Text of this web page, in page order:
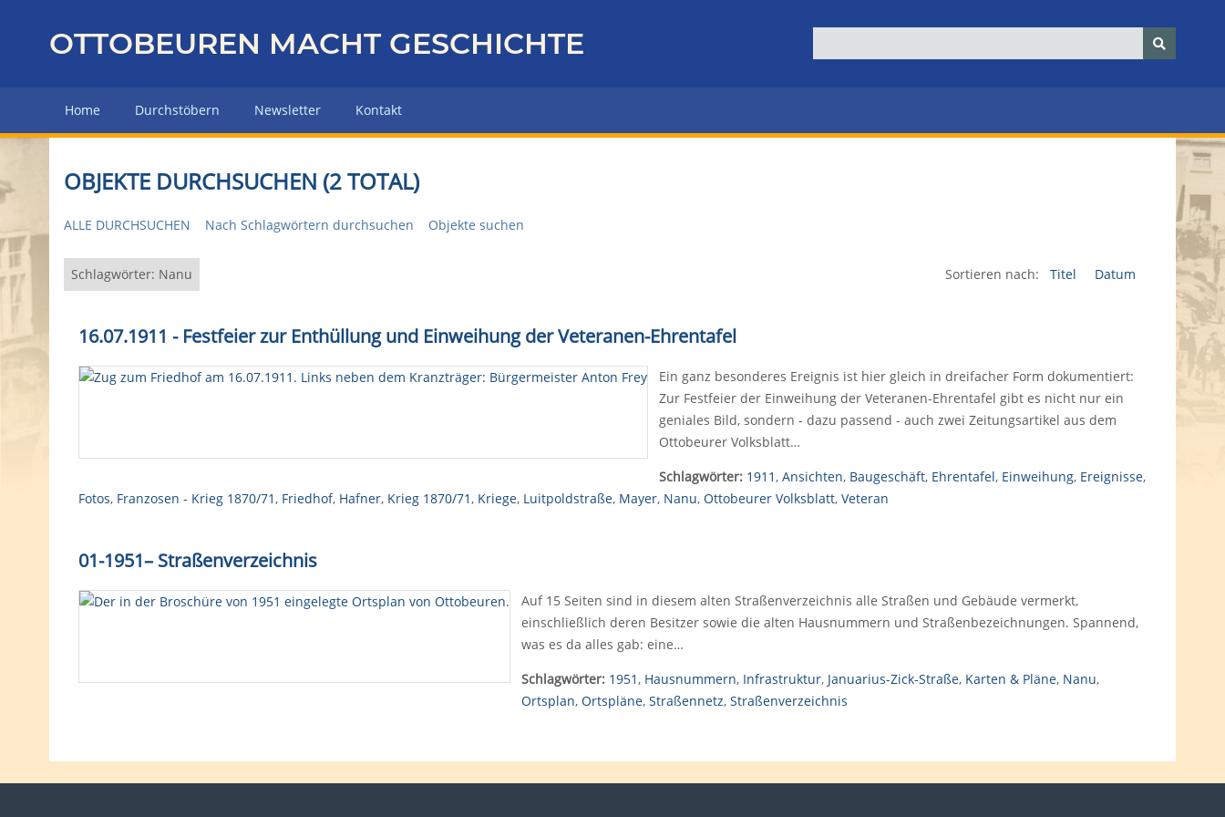
z
r
H
u
p
e
OTTOBEUREN MACHT GESCHICHTE
Home Durchstöbern Newsletter Kontakt
OBJEKTE DURCHSUCHEN (2 TOTAL)
ALLE DURCHSUCHEN Nach Schlagwörtern durchsuchen Objekte suchen
Schlagwörter: Nanu Sortieren nach: Titel Datum
16.07.1911 - Festfeier zur Enthüllung und Einweihung der Veteranen-Ehrentafel
Ein ganz besonderes Ereignis ist hier gleich in dreifacher Form dokumentiert:
Zur Festfeier der Einweihung der Veteranen-Ehrentafel gibt es nicht nur ein
geniales Bild, sondern - dazu passend - auch zwei Zeitungsartikel aus dem
Ottobeurer Volksblatt…
Schlagwörter: 1911, Ansichten, Baugeschäft, Ehrentafel, Einweihung, Ereignisse,
Fotos, Franzosen - Krieg 1870/71, Friedhof, Hafner, Krieg 1870/71, Kriege, Luitpoldstraße, Mayer, Nanu, Ottobeurer Volksblatt, Veteran
01-1951–Straßenverzeichnis
Auf 15 Seiten sind in diesem alten Straßenverzeichnis alle Straßen und Gebäude vermerkt,
einschließlich deren Besitzer sowie die alten Hausnummern und Straßenbezeichnungen. Spannend,
was es da alles gab: eine…
Schlagwörter: 1951, Hausnummern, Infrastruktur, Januarius-Zick-Straße, Karten & Pläne, Nanu,
Ortsplan, Ortspläne, Straßennetz, Straßenverzeichnis